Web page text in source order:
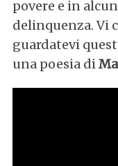
povere e in
delinquenza. Vi
guardatevi
una poesia di